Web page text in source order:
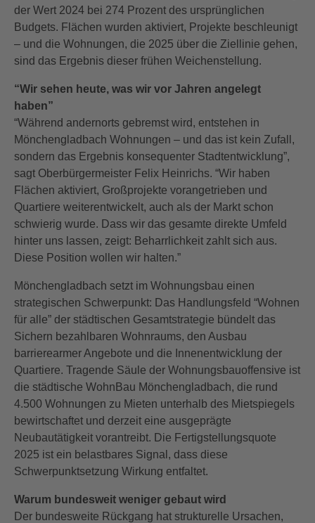
der Wert 2024 bei 274 Prozent des ursprünglichen
Budgets. Flächen wurden aktiviert, Projekte beschleunigt
– und die Wohnungen, die 2025 über die Ziellinie gehen,
sind das Ergebnis dieser frühen Weichenstellung.
“Wir sehen heute, was wir vor Jahren angelegt
haben”
“Während andernorts gebremst wird, entstehen in
Mönchengladbach Wohnungen – und das ist kein Zufall,
sondern das Ergebnis konsequenter Stadtentwicklung”,
sagt Oberbürgermeister Felix Heinrichs. “Wir haben
Flächen aktiviert, Großprojekte vorangetrieben und
Quartiere weiterentwickelt, auch als der Markt schon
schwierig wurde. Dass wir das gesamte direkte Umfeld
hinter uns lassen, zeigt: Beharrlichkeit zahlt sich aus.
Diese Position wollen wir halten.”
Mönchengladbach setzt im Wohnungsbau einen
strategischen Schwerpunkt: Das Handlungsfeld “Wohnen
für alle” der städtischen Gesamtstrategie bündelt das
Sichern bezahlbaren Wohnraums, den Ausbau
barrierearmer Angebote und die Innenentwicklung der
Quartiere. Tragende Säule der Wohnungsbauoffensive ist
die städtische WohnBau Mönchengladbach, die rund
4.500 Wohnungen zu Mieten unterhalb des Mietspiegels
bewirtschaftet und derzeit eine ausgeprägte
Neubautätigkeit vorantreibt. Die Fertigstellungsquote
2025 ist ein belastbares Signal, dass diese
Schwerpunktsetzung Wirkung entfaltet.
Warum bundesweit weniger gebaut wird
Der bundesweite Rückgang hat strukturelle Ursachen,